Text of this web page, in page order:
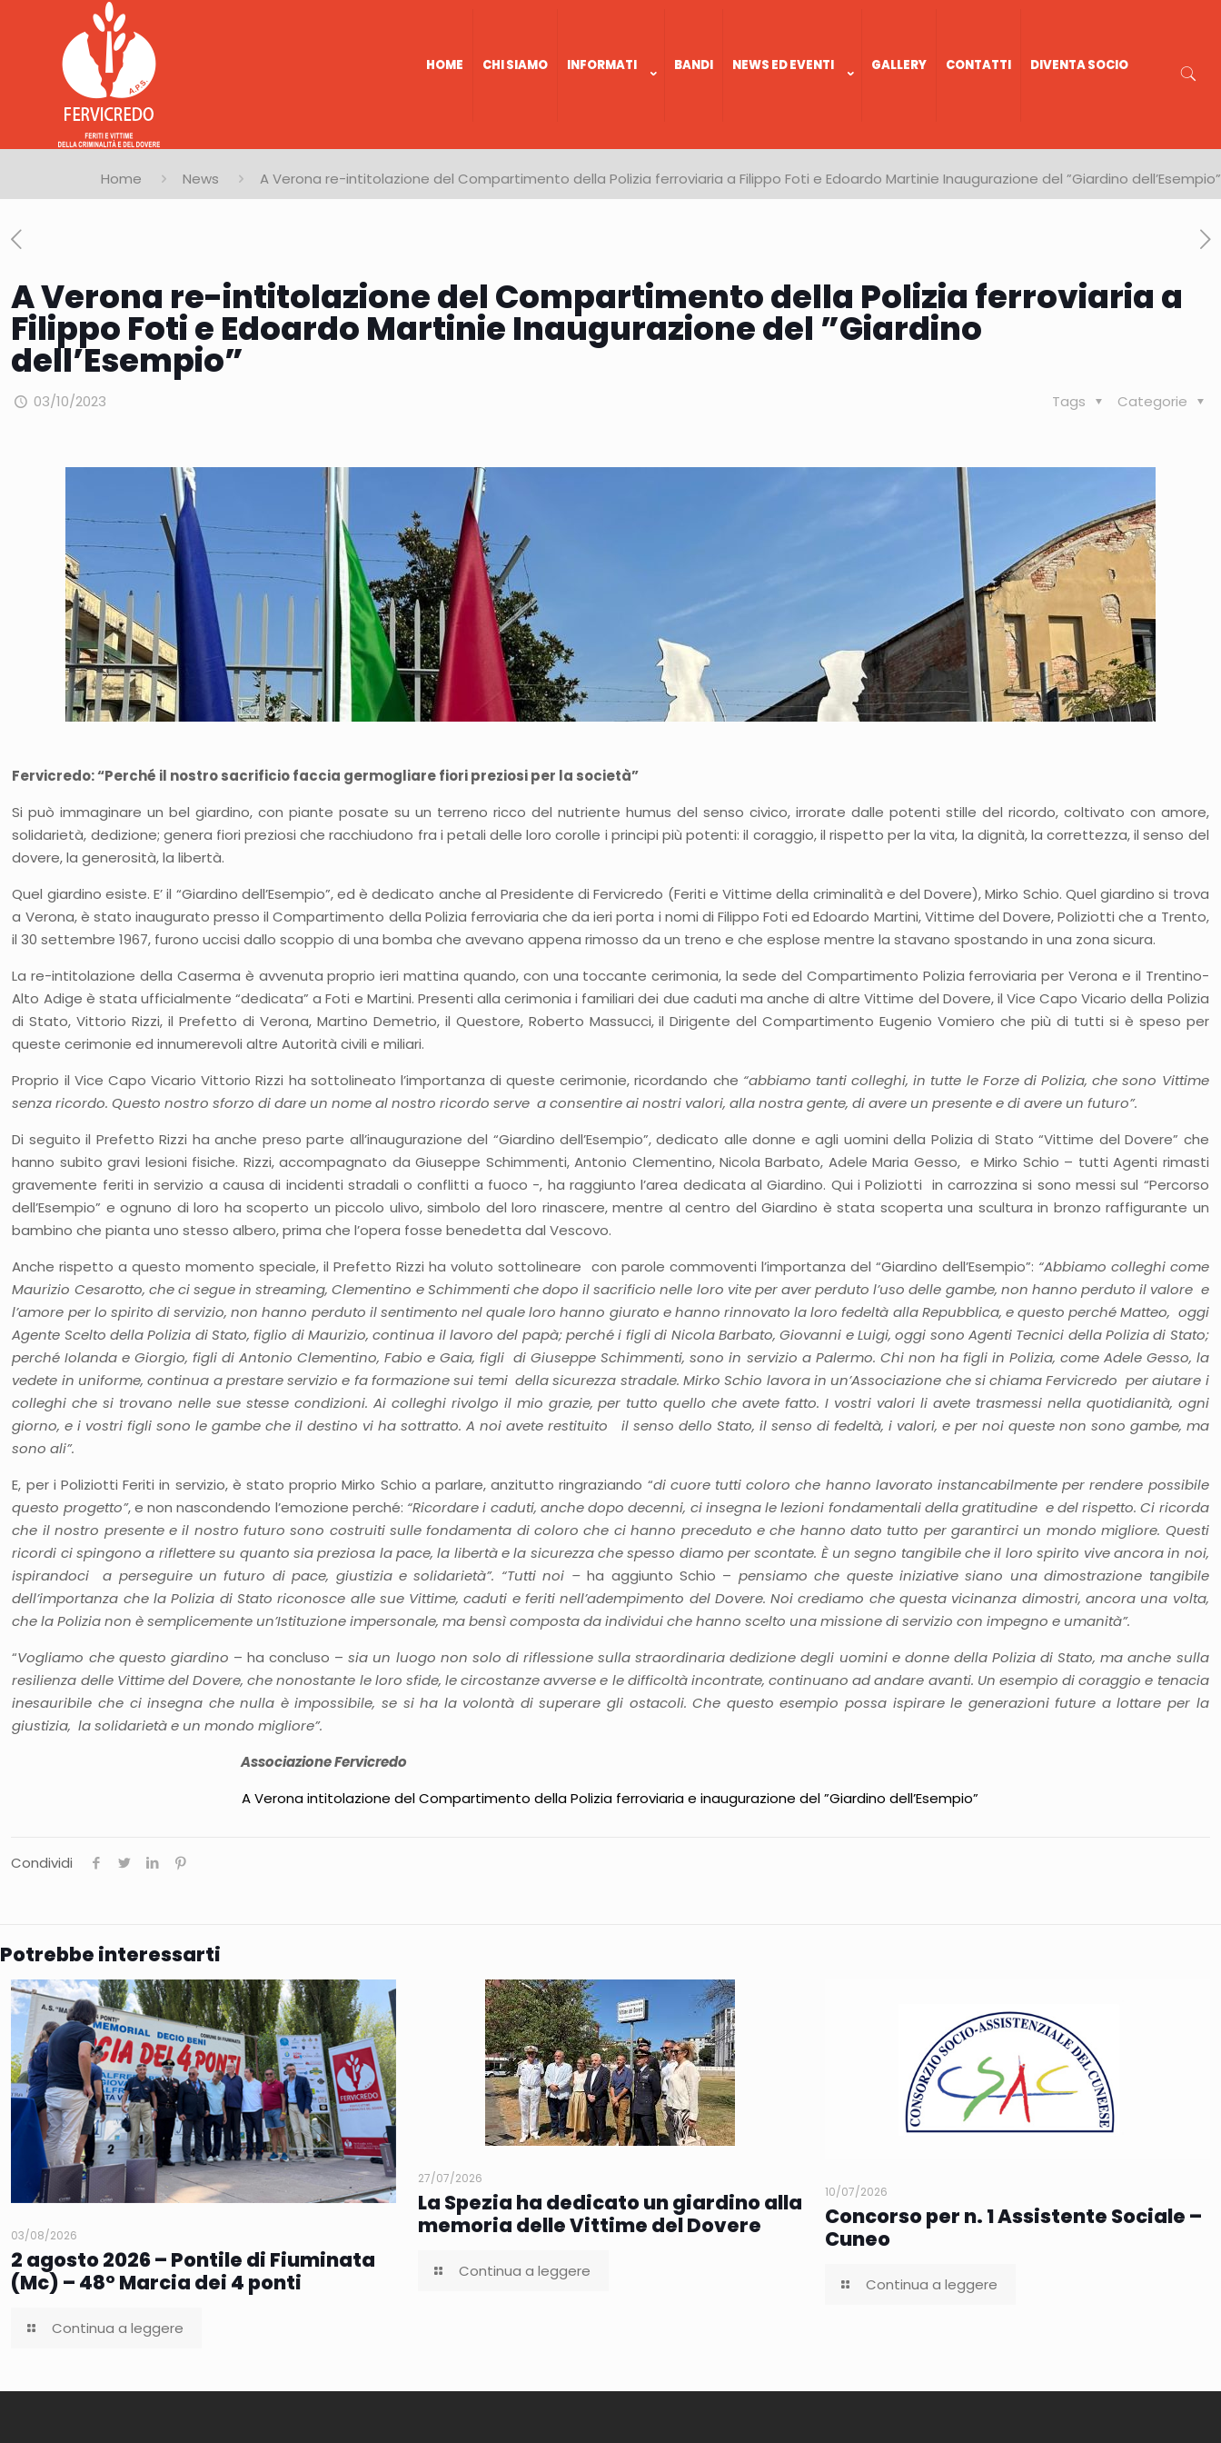
HOME CHI SIAMO INFORMATI BANDI NEWS ED EVENTI GALLERY CONTATTI DIVENTA SOCIO
Home News A Verona re-intitolazione del Compartimento della Polizia ferroviaria a Filippo Foti e Edoardo Martinie Inaugurazione del ”Giardino dell’Esempio”
A Verona re-intitolazione del Compartimento della Polizia ferroviaria a
Filippo Foti e Edoardo Martinie Inaugurazione del ”Giardino
dell’Esempio”
03/10/2023 Categorie
Tags
Fervicredo: “Perché il nostro sacrificio faccia germogliare fiori preziosi per la società”
Si può immaginare un bel giardino, con piante posate su un terreno ricco del nutriente humus del senso civico, irrorate dalle potenti stille del ricordo, coltivato con amore,
solidarietà, dedizione; genera fiori preziosi che racchiudono fra i petali delle loro corolle i principi più potenti: il coraggio, il rispetto per la vita, la dignità, la correttezza, il senso del
dovere, la generosità, la libertà.
Quel giardino esiste. E’ il “Giardino dell’Esempio”, ed è dedicato anche al Presidente di Fervicredo (Feriti e Vittime della criminalità e del Dovere), Mirko Schio. Quel giardino si trova
a Verona, è stato inaugurato presso il Compartimento della Polizia ferroviaria che da ieri porta i nomi di Filippo Foti ed Edoardo Martini, Vittime del Dovere, Poliziotti che a Trento,
il 30 settembre 1967, furono uccisi dallo scoppio di una bomba che avevano appena rimosso da un treno e che esplose mentre la stavano spostando in una zona sicura.
La re-intitolazione della Caserma è avvenuta proprio ieri mattina quando, con una toccante cerimonia, la sede del Compartimento Polizia ferroviaria per Verona e il Trentino-
Alto Adige è stata ufficialmente “dedicata” a Foti e Martini. Presenti alla cerimonia i familiari dei due caduti ma anche di altre Vittime del Dovere, il Vice Capo Vicario della Polizia
di Stato, Vittorio Rizzi, il Prefetto di Verona, Martino Demetrio, il Questore, Roberto Massucci, il Dirigente del Compartimento Eugenio Vomiero che più di tutti si è speso per
queste cerimonie ed innumerevoli altre Autorità civili e miliari.
Proprio il Vice Capo Vicario Vittorio Rizzi ha sottolineato l’importanza di queste cerimonie, ricordando che “abbiamo tanti colleghi, in tutte le Forze di Polizia, che sono Vittime
senza ricordo. Questo nostro sforzo di dare un nome al nostro ricordo serve a consentire ai nostri valori, alla nostra gente, di avere un presente e di avere un futuro”.
Di seguito il Prefetto Rizzi ha anche preso parte all’inaugurazione del “Giardino dell’Esempio”, dedicato alle donne e agli uomini della Polizia di Stato “Vittime del Dovere” che
hanno subito gravi lesioni fisiche. Rizzi, accompagnato da Giuseppe Schimmenti, Antonio Clementino, Nicola Barbato, Adele Maria Gesso, e Mirko Schio – tutti Agenti rimasti
gravemente feriti in servizio a causa di incidenti stradali o conflitti a fuoco -, ha raggiunto l’area dedicata al Giardino. Qui i Poliziotti in carrozzina si sono messi sul “Percorso
dell’Esempio” e ognuno di loro ha scoperto un piccolo ulivo, simbolo del loro rinascere, mentre al centro del Giardino è stata scoperta una scultura in bronzo raffigurante un
bambino che pianta uno stesso albero, prima che l’opera fosse benedetta dal Vescovo.
Anche rispetto a questo momento speciale, il Prefetto Rizzi ha voluto sottolineare con parole commoventi l’importanza del “Giardino dell’Esempio”: “Abbiamo colleghi come
Maurizio Cesarotto, che ci segue in streaming, Clementino e Schimmenti che dopo il sacrificio nelle loro vite per aver perduto l’uso delle gambe, non hanno perduto il valore e
l’amore per lo spirito di servizio, non hanno perduto il sentimento nel quale loro hanno giurato e hanno rinnovato la loro fedeltà alla Repubblica, e questo perché Matteo, oggi
Agente Scelto della Polizia di Stato, figlio di Maurizio, continua il lavoro del papà; perché i figli di Nicola Barbato, Giovanni e Luigi, oggi sono Agenti Tecnici della Polizia di Stato;
perché Iolanda e Giorgio, figli di Antonio Clementino, Fabio e Gaia, figli di Giuseppe Schimmenti, sono in servizio a Palermo. Chi non ha figli in Polizia, come Adele Gesso, la
vedete in uniforme, continua a prestare servizio e fa formazione sui temi della sicurezza stradale. Mirko Schio lavora in un’Associazione che si chiama Fervicredo per aiutare i
colleghi che si trovano nelle sue stesse condizioni. Ai colleghi rivolgo il mio grazie, per tutto quello che avete fatto. I vostri valori li avete trasmessi nella quotidianità, ogni
giorno, e i vostri figli sono le gambe che il destino vi ha sottratto. A noi avete restituito il senso dello Stato, il senso di fedeltà, i valori, e per noi queste non sono gambe, ma
sono ali”.
E, per i Poliziotti Feriti in servizio, è stato proprio Mirko Schio a parlare, anzitutto ringraziando “di cuore tutti coloro che hanno lavorato instancabilmente per rendere possibile
questo progetto”, e non nascondendo l’emozione perché: “Ricordare i caduti, anche dopo decenni, ci insegna le lezioni fondamentali della gratitudine e del rispetto. Ci ricorda
che il nostro presente e il nostro futuro sono costruiti sulle fondamenta di coloro che ci hanno preceduto e che hanno dato tutto per garantirci un mondo migliore. Questi
ricordi ci spingono a riflettere su quanto sia preziosa la pace, la libertà e la sicurezza che spesso diamo per scontate. È un segno tangibile che il loro spirito vive ancora in noi,
ispirandoci a perseguire un futuro di pace, giustizia e solidarietà”. “Tutti noi –ha aggiunto Schio – pensiamo che queste iniziative siano una dimostrazione tangibile
dell’importanza che la Polizia di Stato riconosce alle sue Vittime, caduti e feriti nell’adempimento del Dovere. Noi crediamo che questa vicinanza dimostri, ancora una volta,
che la Polizia non è semplicemente un’Istituzione impersonale, ma bensì composta da individui che hanno scelto una missione di servizio con impegno e umanità”.
“Vogliamo che questo giardino – ha concluso –sia un luogo non solo di riflessione sulla straordinaria dedizione degli uomini e donne della Polizia di Stato, ma anche sulla
resilienza delle Vittime del Dovere, che nonostante le loro sfide, le circostanze avverse e le difficoltà incontrate, continuano ad andare avanti. Un esempio di coraggio e tenacia
inesauribile che ci insegna che nulla è impossibile, se si ha la volontà di superare gli ostacoli. Che questo esempio possa ispirare le generazioni future a lottare per la
giustizia, la solidarietà e un mondo migliore”.
Associazione Fervicredo
A Verona intitolazione del Compartimento della Polizia ferroviaria e inaugurazione del ”Giardino dell’Esempio”
Condividi
Potrebbe interessarti
03/08/2026
2 agosto 2026 – Pontile di Fiuminata
(Mc) – 48° Marcia dei 4 ponti
Continua a leggere
27/07/2026
La Spezia ha dedicato un giardino alla
memoria delle Vittime del Dovere
Continua a leggere
10/07/2026
Concorso per n. 1 Assistente Sociale –
Cuneo
Continua a leggere